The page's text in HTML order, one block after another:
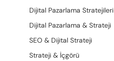
Dijital Pazarlama Stratejileri
Dijital Pazarlama & Strateji
SEO & Dijital Strateji
Strateji & İçgörü